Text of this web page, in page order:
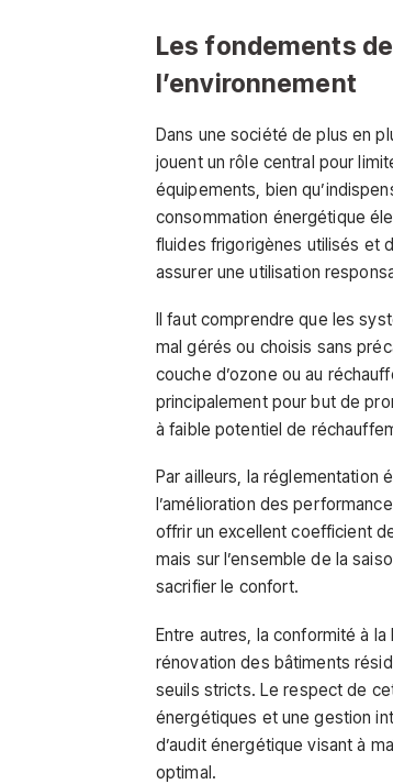
Les fondements
l’environnement
Dans une société de plus en
jouent un rôle central pour
équipements, bien
consommation énergétique
fluides frigorigènes utilisés et
assurer une utilisation
Il faut comprendre que les
mal gérés ou choisis sans
couche d’ozone ou au
principalement pour but de
à faible potentiel de
Par ailleurs, la réglementation
l’amélioration des
offrir un excellent coefficient
mais sur l’ensemble de la
sacrifier le confort.
Entre autres, la conformité à
rénovation des bâtiments
seuils stricts. Le respect de
énergétiques et une gestion
d’audit énergétique visant à
optimal.